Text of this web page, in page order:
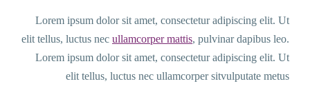
Lorem ipsum dolor sit amet, consectetur adipiscing elit. Ut
elit tellus, luctus nec ullamcorper mattis, pulvinar dapibus leo.
Lorem ipsum dolor sit amet, consectetur adipiscing elit. Ut
elit tellus, luctus nec ullamcorper sitvulputate metus